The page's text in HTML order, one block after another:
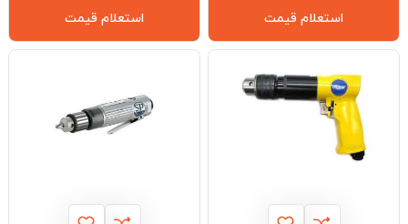
استعلام قیمت استعلام قیمت